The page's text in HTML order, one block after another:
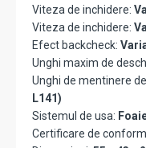
Viteza de inchidere:
Viteza de inchidere:
Efect backcheck:
Unghi maxim de
Unghi de mentinere
L141)
Sistemul de usa:
Certificare de